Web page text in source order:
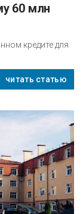
60 млн
кредите для
читать статью